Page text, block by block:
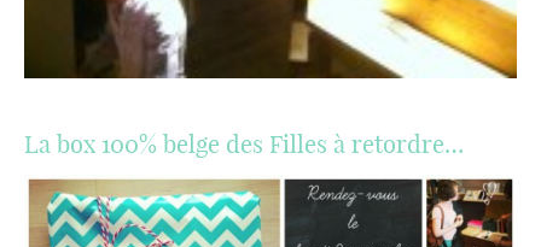
La box 100% belge des Filles à retordre…